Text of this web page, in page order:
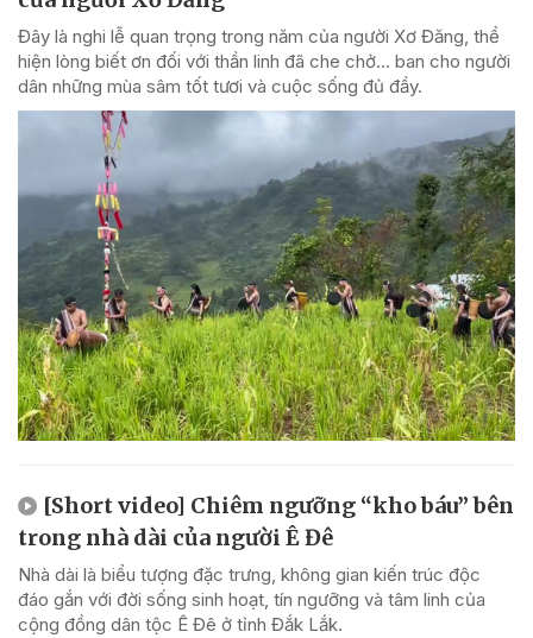
Đây là nghi lễ quan trọng trong năm của người Xơ Đăng, thể
hiện lòng biết ơn đối với thần linh đã che chở... ban cho người
dân những mùa sâm tốt tươi và cuộc sống đủ đầy.
[Short video] Chiêm ngưỡng “kho báu” bên
trong nhà dài của người Ê Đê
Nhà dài là biểu tượng đặc trưng, không gian kiến trúc độc
đáo gắn với đời sống sinh hoạt, tín ngưỡng và tâm linh của
cộng đồng dân tộc Ê Đê ở tỉnh Đắk Lắk.